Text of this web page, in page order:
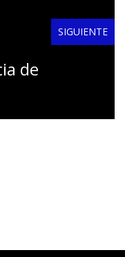
SIGUIENTE
de